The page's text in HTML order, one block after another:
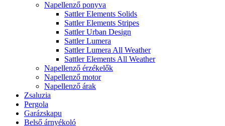
Napellenző ponyva
Sattler Elements Solids
Sattler Elements Stripes
Sattler Urban Design
Sattler Lumera
Sattler Lumera All Weather
Sattler Elements All Weather
Napellenző érzékelők
Napellenző motor
Napellenző árak
Zsaluzia
Pergola
Garázskapu
Belső árnyékoló